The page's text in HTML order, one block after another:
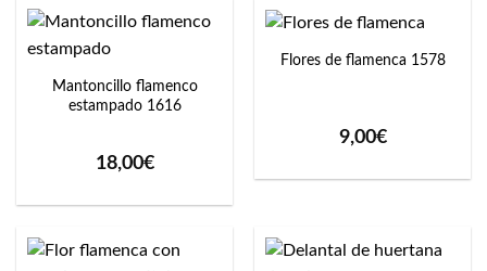
Mantoncillo flamenco
estampado 1616
18,00€
Flores de flamenca 1578
9,00€